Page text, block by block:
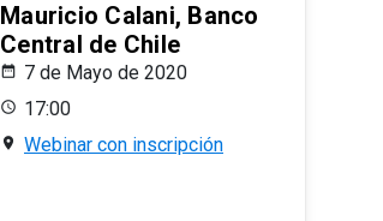
Mauricio Calani, Banco
Central de Chile
7 de Mayo de 2020
17:00
Webinar con inscripción